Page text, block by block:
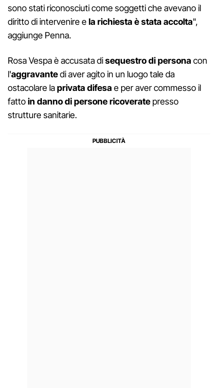
sono stati riconosciuti come soggetti che avevano il
diritto di intervenire ela richiesta è stata accolta",
aggiunge Penna.
Rosa Vespa è accusata disequestro di personacon
l'aggravantedi aver agito in un luogo tale da
ostacolare laprivata difesae per aver commesso il
fattoin danno di persone ricoverate presso
strutture sanitarie.